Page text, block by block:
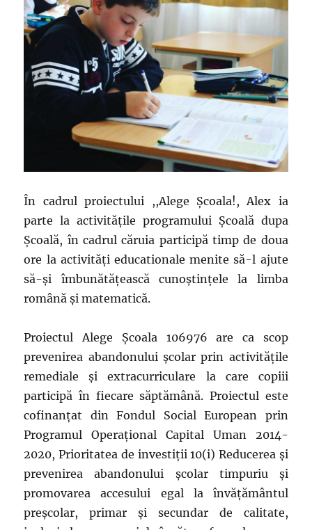
În cadrul proiectului ,,Alege Şcoala!, Alex ia
parte la activităţile programului Şcoală dupa
Şcoală, în cadrul căruia participă timp de doua
ore la activităţi educationale menite să-l ajute
să-şi îmbunătăţească cunoştinţele la limba
română şi matematică.
Proiectul Alege Școala 106976 are ca scop
prevenirea abandonului școlar prin activitățile
remediale și extracurriculare la care copiii
participă în fiecare săptămână. Proiectul este
cofinanțat din Fondul Social European prin
Programul Operațional Capital Uman 2014-
2020, Prioritatea de investiții 10(i) Reducerea și
prevenirea abandonului școlar timpuriu și
promovarea accesului egal la învățământul
preșcolar, primar și secundar de calitate,